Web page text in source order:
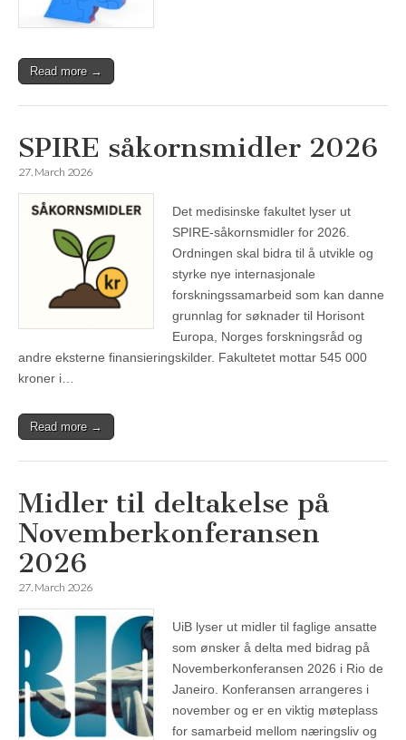
Read more →
SPIRE såkornsmidler 2026
27. March 2026
Det medisinske fakultet lyser ut
SPIRE-såkornsmidler for 2026.
Ordningen skal bidra til å utvikle og
styrke nye internasjonale
forskningssamarbeid som kan danne
grunnlag for søknader til Horisont
Europa, Norges forskningsråd og
andre eksterne finansieringskilder. Fakultetet mottar 545 000
kroner i…
Read more →
Midler til deltakelse på
Novemberkonferansen
2026
27. March 2026
UiB lyser ut midler til faglige ansatte
som ønsker å delta med bidrag på
Novemberkonferansen 2026 i Rio de
Janeiro. Konferansen arrangeres i
november og er en viktig møteplass
for samarbeid mellom næringsliv og